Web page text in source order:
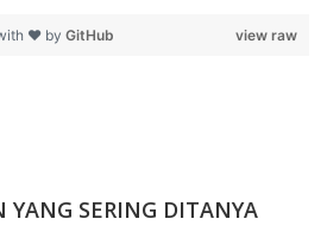
view raw
❤ by GitHub
YANG SERING DITANYA